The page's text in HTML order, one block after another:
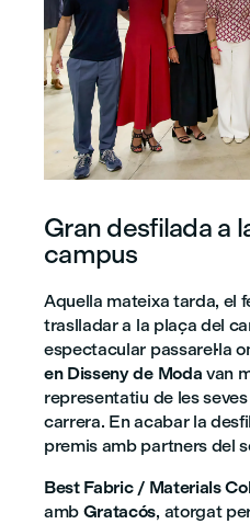
Gran desfilada a
campus
Aquella mateixa tarda, el
traslladar a la plaça del
espectacular passarel·la
en Disseny de Moda van
representatiu de les
carrera. En acabar la
premis amb partners del
Best Fabric / Materials
amb Gratacós, atorgat